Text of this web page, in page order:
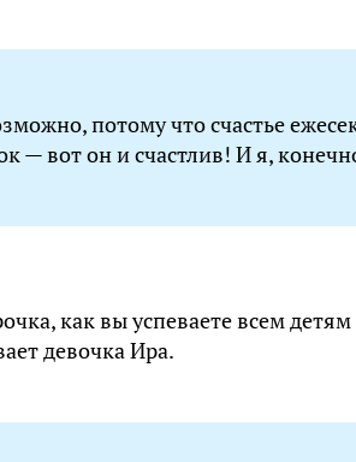
потому что счастье
— вот он и счастлив! И я,
как вы успеваете всем
девочка Ира.